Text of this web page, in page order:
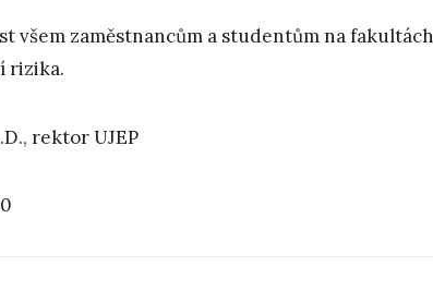
všem zaměstnancům a studentům na
rizika.
rektor UJEP